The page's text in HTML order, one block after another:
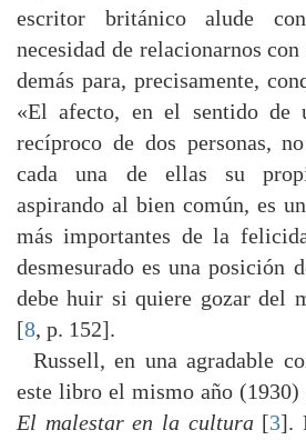
escritor británico alude
necesidad de relacionarnos
demás para, precisamente,
«El afecto, en el sentido de
recíproco de dos personas,
cada una de ellas su
aspirando al bien común, es
más importantes de la
desmesurado es una posición
debe huir si quiere gozar del
[8, p. 152].
Russell, en una agradable
este libro el mismo año (1930)
El malestar en la cultura[3].